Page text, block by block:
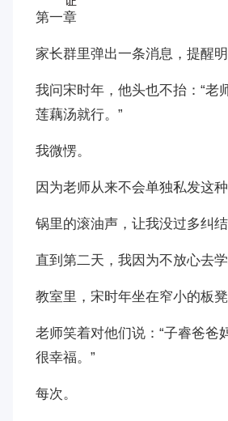
第一章
家长群里弹出一条消息，提醒
我问宋时年，他头也不抬：“老
莲藕汤就行。”
我微愣。
因为老师从来不会单独私发这种
锅里的滚油声，让我没过多纠结
直到第二天，我因为不放心去
教室里，宋时年坐在窄小的板
老师笑着对他们说：“子睿爸爸
很幸福。”
每次。